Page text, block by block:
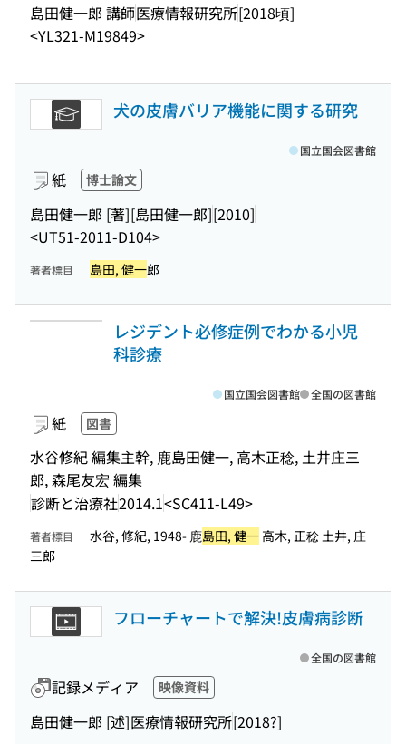
島田健一郎 講師医療情報研究所[2018頃]
<YL321-M19849>
犬の皮膚バリア機能に関する研究
紙 博士論文
島田健一郎 [著][島田健一郎][2010]
<UT51-2011-D104>
国立国会図書館
著者標目 島田, 健一郎
レジデント必修症例でわかる小児
科診療
紙 図書
水谷修紀 編集主幹, 鹿島田健一, 高木正稔, 土井庄三
郎, 森尾友宏 編集
診断と治療社2014.1<SC411-L49>
国立国会図書館 全国の図書館
著者標目 水谷, 修紀, 1948- 鹿島田, 健一 高木, 正稔 土井, 庄
三郎
フローチャートで解決!皮膚病診断
記録メディア 映像資料
島田健一郎 [述]医療情報研究所[2018?]
全国の図書館